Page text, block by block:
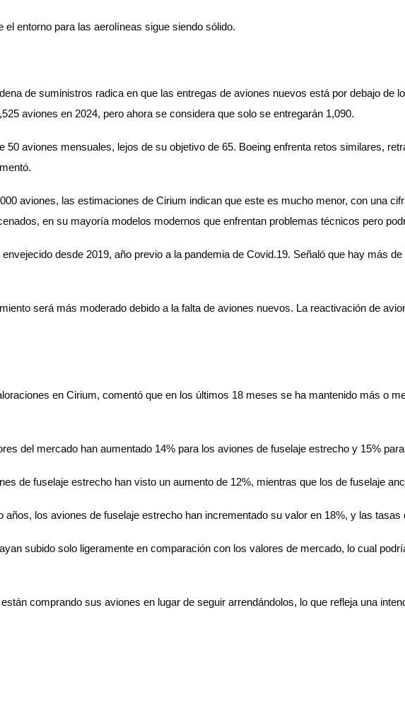
entorno para las aerolíneas sigue siendo sólido.
de suministros radica en que las entregas de aviones nuevos está por debajo de
aviones en 2024, pero ahora se considera que solo se entregarán 1,090.
50 aviones mensuales, lejos de su objetivo de 65. Boeing enfrenta retos similares,
aviones, las estimaciones de Cirium indican que este es mucho menor, con una
en su mayoría modelos modernos que enfrentan problemas técnicos pero
desde 2019, año previo a la pandemia de Covid.19. Señaló que hay más
será más moderado debido a la falta de aviones nuevos. La reactivación de
en Cirium, comentó que en los últimos 18 meses se ha mantenido más o
del mercado han aumentado 14% para los aviones de fuselaje estrecho y 15%
de fuselaje estrecho han visto un aumento de 12%, mientras que los de fuselaje
los aviones de fuselaje estrecho han incrementado su valor en 18%, y las tasas
subido solo ligeramente en comparación con los valores de mercado, lo cual
comprando sus aviones en lugar de seguir arrendándolos, lo que refleja una